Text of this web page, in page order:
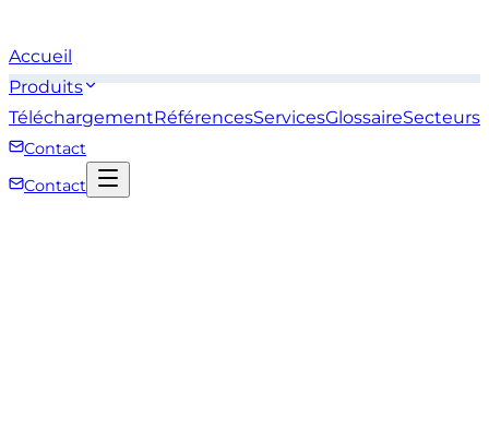
Accueil
Produits
TéléchargementRéférencesServicesGlossaireSecteurs
Contact
Contact